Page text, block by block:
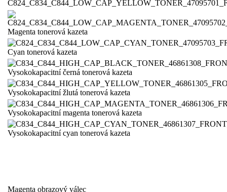
Magenta tonerová kazeta
Cyan tonerová kazeta
Vysokokapacitní černá tonerová kazeta
Vysokokapacitní žlutá tonerová kazeta
Vysokokapacitní magenta tonerová kazeta
Vysokokapacitní cyan tonerová kazeta
Magenta obrazový válec